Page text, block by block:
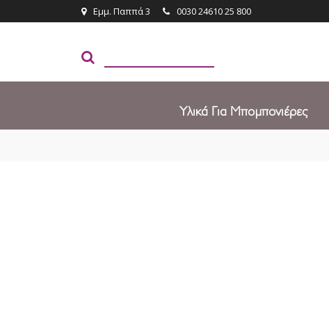
Εμμ. Παππά 3 0030 24610 25 800
Υλικά Για Μπομπονιέρες